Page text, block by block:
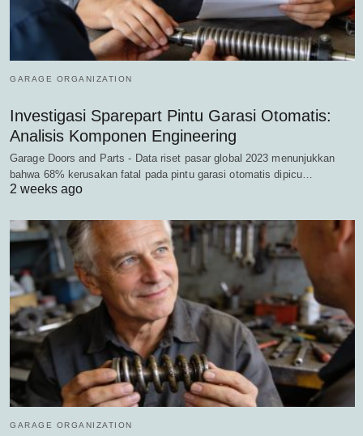
GARAGE ORGANIZATION
Investigasi Sparepart Pintu Garasi Otomatis:
Analisis Komponen Engineering
Garage Doors and Parts - Data riset pasar global 2023 menunjukkan
bahwa 68% kerusakan fatal pada pintu garasi otomatis dipicu…
2 weeks ago
GARAGE ORGANIZATION